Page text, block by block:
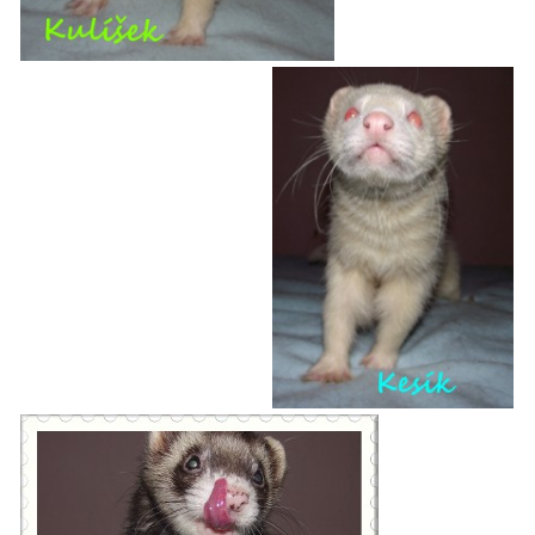
DFD - DOMOV FRETČÍCH DŮCHODCŮ
CHCI SI POŘÍDIT FRETKU